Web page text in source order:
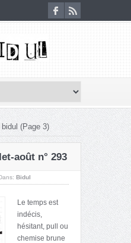
bidul (Page 3)
août n° 293
Bidul
Le temps est
indécis,
hésitant, pull ou
chemise brune